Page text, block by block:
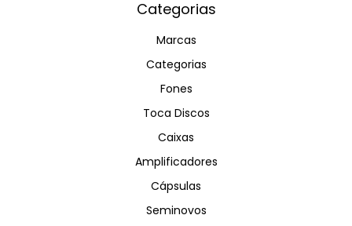
Categorias
Marcas
Categorias
Fones
Toca Discos
Caixas
Amplificadores
Cápsulas
Seminovos